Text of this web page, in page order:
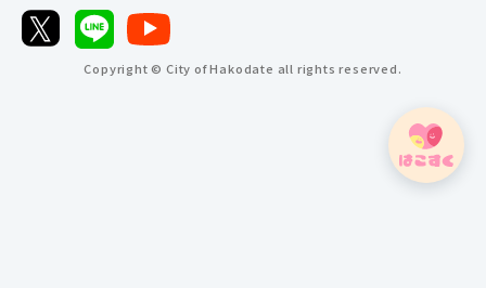
Copyright © City of Hakodate all rights reserved.